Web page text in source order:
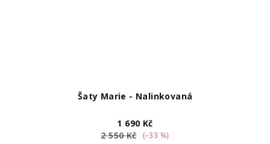
Šaty Marie - Nalinkovaná
1 690 Kč
2 550 Kč
(–33 %)